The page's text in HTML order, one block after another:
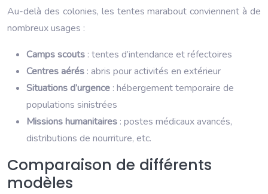
Au-delà des colonies, les tentes marabout conviennent à de
nombreux usages :
Camps scouts : tentes d’intendance et réfectoires
Centres aérés : abris pour activités en extérieur
Situations d’urgence : hébergement temporaire de
populations sinistrées
Missions humanitaires : postes médicaux avancés,
distributions de nourriture, etc.
Comparaison de différents
modèles